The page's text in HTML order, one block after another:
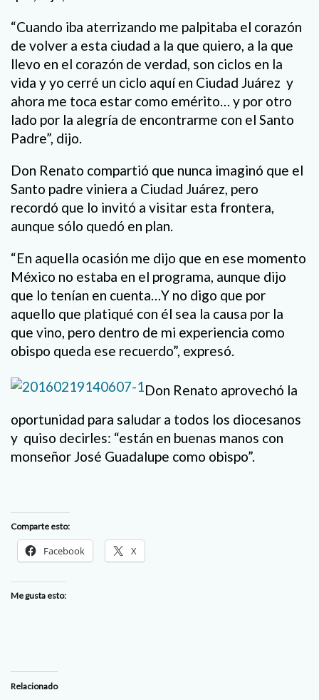
“Cuando iba aterrizando me palpitaba el corazón
de volver a esta ciudad a la que quiero, a la que
llevo en el corazón de verdad, son ciclos en la
vida y yo cerré un ciclo aquí en Ciudad Juárez y
ahora me toca estar como emérito… y por otro
lado por la alegría de encontrarme con el Santo
Padre”, dijo.
Don Renato compartió que nunca imaginó que el
Santo padre viniera a Ciudad Juárez, pero
recordó que lo invitó a visitar esta frontera,
aunque sólo quedó en plan.
“En aquella ocasión me dijo que en ese momento
México no estaba en el programa, aunque dijo
que lo tenían en cuenta…Y no digo que por
aquello que platiqué con él sea la causa por la
que vino, pero dentro de mi experiencia como
obispo queda ese recuerdo”, expresó.
Don Renato aprovechó la
oportunidad para saludar a todos los diocesanos
y quiso decirles: “están en buenas manos con
monseñor José Guadalupe como obispo”.
Comparte esto:
Facebook X
Me gusta esto:
Relacionado